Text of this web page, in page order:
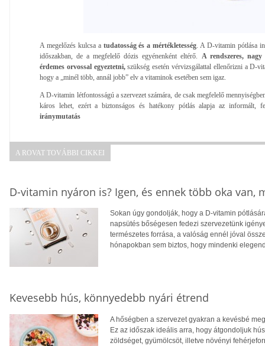
A megelőzés kulcsa atudatosság és a mértékletesség . A D-vitamin pótlása
időszakban, de a megfelelő dózis egyénenként eltérő.
A rendszeres, nagy
érdemes orvossal egyeztetni,szükség esetén vérvizsgálattal ellenőrizni a D-
hogy a „minél több, annál jobb” elv a vitaminok esetében sem igaz.
A D-vitamin létfontosságú a szervezet számára, de csak megfelelő
káros lehet, ezért a biztonságos és hatékony pótlás alapja az informált,
iránymutatás
A ROVAT TOVÁBBI CIKKEI
D-vitamin nyáron is? Igen, és ennek több oka van,
Sokan úgy gondolják, hogy a D-vitamin
napsütés bőségesen fedezi szervezetünk
természetes forrása, a valóság ennél jóval
hónapokban sem biztos, hogy mindenki
Kevesebb hús, könnyedebb nyári étrend
A hőségben a szervezet gyakran a kevésbé
Ez az időszak ideális arra, hogy átgondoljuk
zöldséget, gyümölcsöt, illetve növényi